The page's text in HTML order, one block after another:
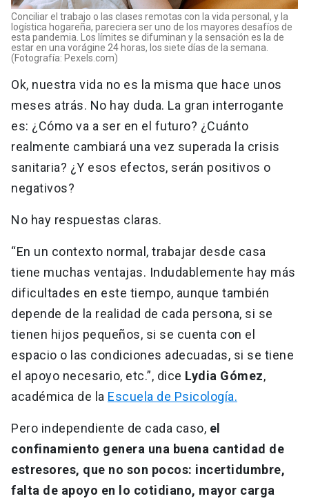
Conciliar el trabajo o las clases remotas con la vida personal, y la
logística hogareña, pareciera ser uno de los mayores desafíos de
esta pandemia. Los límites se difuminan y la sensación es la de
estar en una vorágine 24 horas, los siete días de la semana.
(Fotografía: Pexels.com)
Ok, nuestra vida no es la misma que hace unos
meses atrás. No hay duda. La gran interrogante
es: ¿Cómo va a ser en el futuro? ¿Cuánto
realmente cambiará una vez superada la crisis
sanitaria? ¿Y esos efectos, serán positivos o
negativos?
No hay respuestas claras.
“En un contexto normal, trabajar desde casa
tiene muchas ventajas. Indudablemente hay más
dificultades en este tiempo, aunque también
depende de la realidad de cada persona, si se
tienen hijos pequeños, si se cuenta con el
espacio o las condiciones adecuadas, si se tiene
el apoyo necesario, etc.”, dice Lydia Gómez,
académica de la Escuela de Psicología.
Pero independiente de cada caso, el
confinamiento genera una buena cantidad de
estresores, que no son pocos: incertidumbre,
falta de apoyo en lo cotidiano, mayor carga